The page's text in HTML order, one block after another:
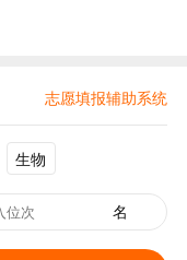
志愿填报辅助系统
生物
名